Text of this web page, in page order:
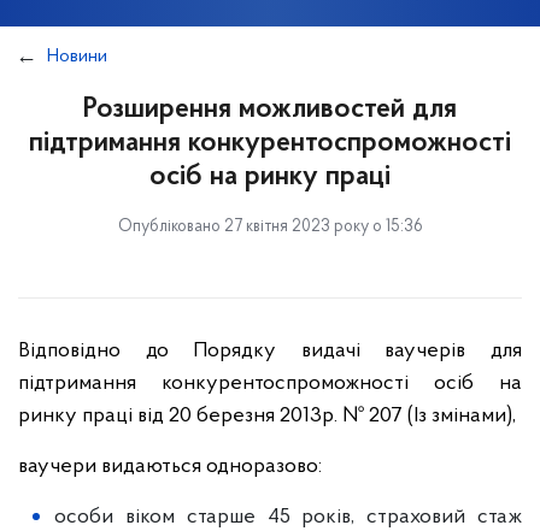
Новини
Розширення можливостей для
підтримання конкурентоспроможності
осіб на ринку праці
Опубліковано 27 квітня 2023 року о 15:36
Відповідно до Порядку видачі ваучерів для
підтримання конкурентоспроможності осіб на
ринку праці від 20 березня 2013р. № 207 (Із змінами),
ваучери видаються одноразово:
особи віком старше 45 років, страховий стаж